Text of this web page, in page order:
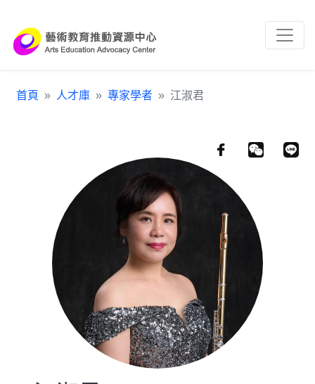
首頁 人才庫 專家學者 江淑君